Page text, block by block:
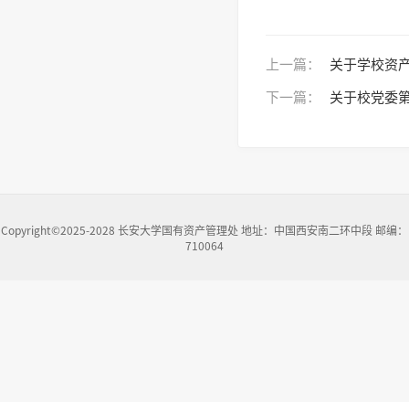
上一篇：
关于学校资
下一篇：
关于校党委
Copyright©2025-2028 长安大学国有资产管理处 地址：中国西安南二环中段 邮编：
710064